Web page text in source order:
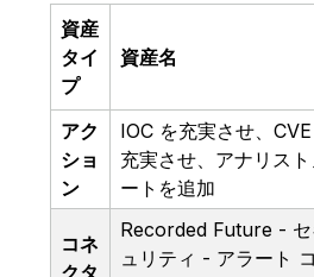
資産
タイ
プ
資産名
アク
ショ
ン
IOC を充実させ、
充実させ、アナリスト
ートを追加
コネ
Recorded Future - セ
ュリティ - アラート